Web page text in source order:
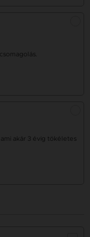
akár 3 évig tökéletes